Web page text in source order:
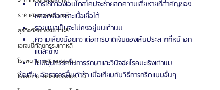
ราคาศัลยกรรมเกาหลี
ธุรกิจศัลยกรรมเกาหลี
เอเจนซี่ศัลยกรรมเกาหลี
โรงพยาบาลศัลยกรรมวิว
โรงพยาบาลศัลยกรรมบราวน์
การใช้กล้องเอนโดสโคปจะช่วยลดความเสียหายที่สำคัญของ
หลอดเลือดและเนื้อเยื่อได้
รอยแผลเป็นจะไม่คงอยู่บนเต้านม
ความเสี่ยงน้อยกว่าต่อการบาดเจ็บของเส้นประสาทที่หน้าอก
แต่ละข้าง
ไม่มีอุปสรรคในการรักษาและวินิจฉัยโรคมะเร็งเต้านม
ข้อเสีย: อัตราการฟื้นตัวช้า เมื่อเทียบกับวิธีการกรีดแบบอื่นๆ